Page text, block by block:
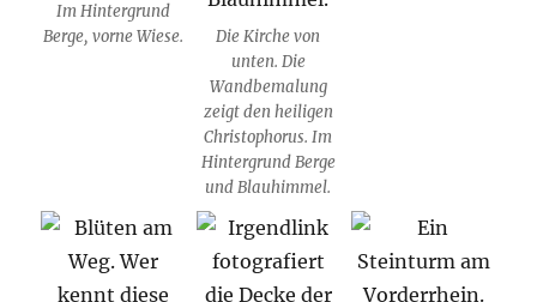
Im Hintergrund
Berge, vorne Wiese.
Die Kirche von
unten. Die
Wandbemalung
zeigt den heiligen
Christophorus. Im
Hintergrund Berge
und Blauhimmel.